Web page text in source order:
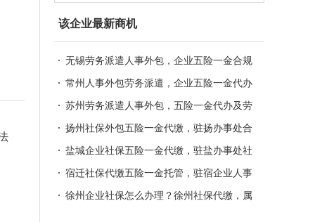
该企业最新商机
无锡劳务派遣人事外包，企业五险一金合规
托管服务
常州人事外包劳务派遣，企业五险一金代办
合规服务
苏州劳务派遣人事外包，五险一金代办及劳
资法务一站式服务
扬州社保外包五险一金代缴，驻扬办事处合
规人事托管服务
盐城企业社保五险一金代缴，驻盐办事处社
保外包劳务派遣
宿迁社保代缴五险一金托管，驻宿企业人事
外包劳务派遣
徐州企业社保怎么办理？徐州社保代缴，属